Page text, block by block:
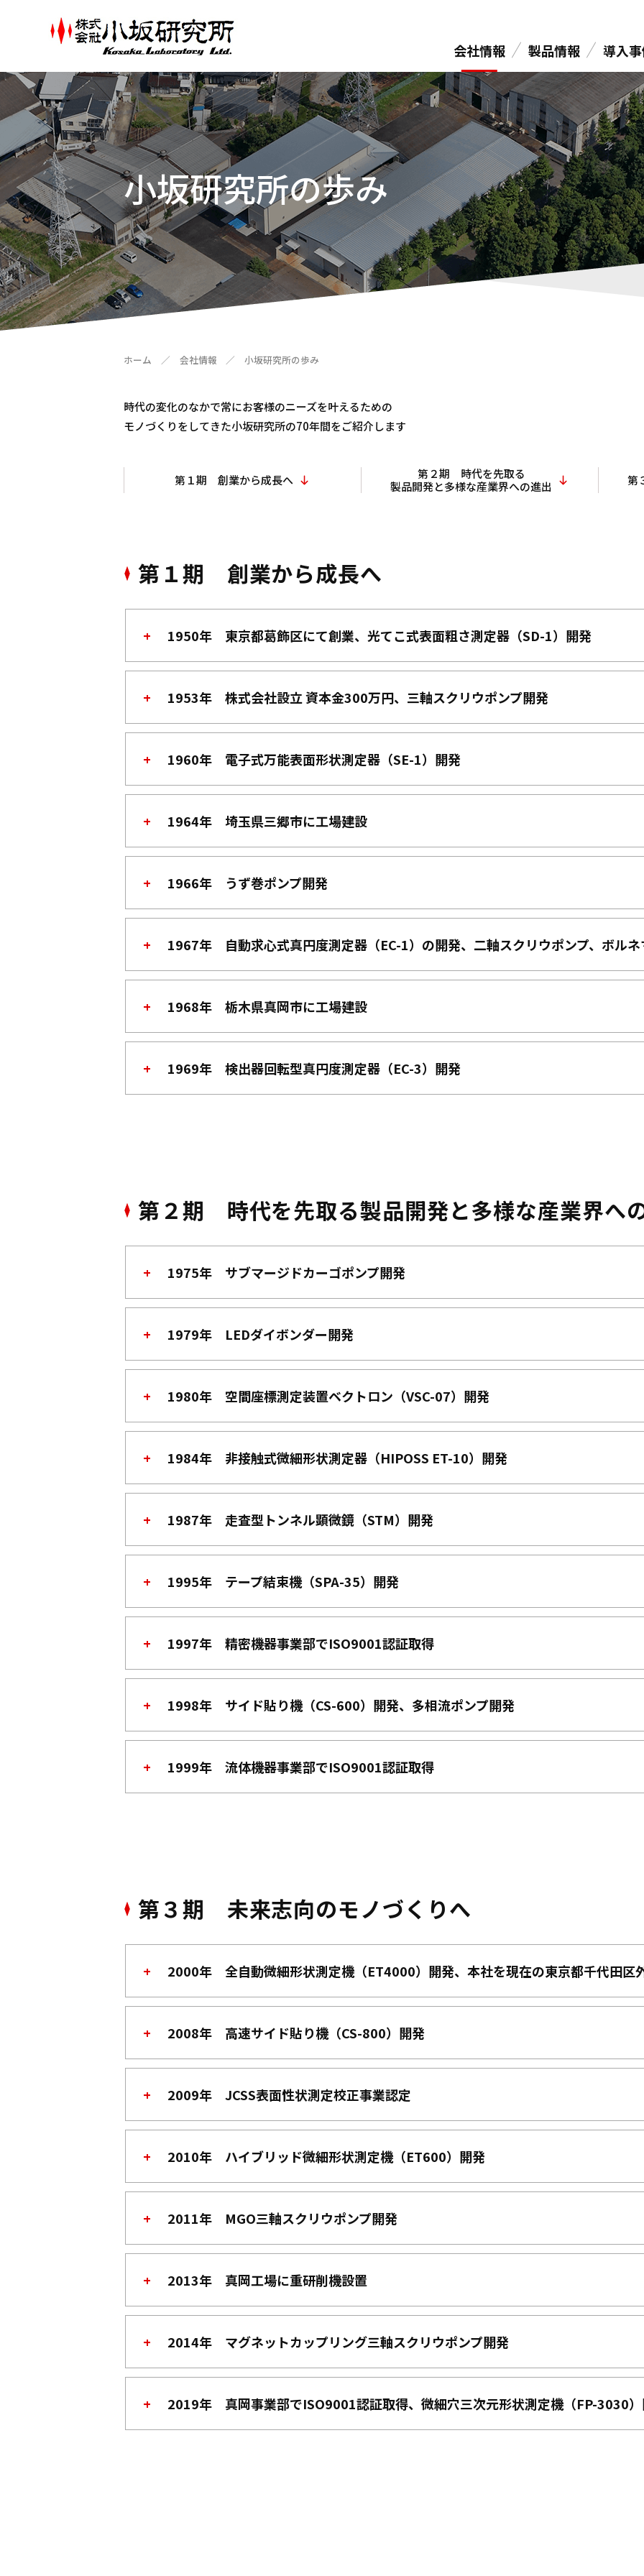
会社情報 製品情報 導入
小坂研究所の歩み
ホーム ／ 会社情報 ／ 小坂研究所の歩み
時代の変化のなかで常にお客様のニーズを叶えるための
モノづくりをしてきた小坂研究所の70年間をご紹介します
第１期 創業から成長へ
第２期 時代を先取る
製品開発と多様な産業界への進出
第
第１期 創業から成長へ
1950年 東京都葛飾区にて創業、光てこ式表面粗さ測定器（SD-1）開発
1953年 株式会社設立 資本金300万円、三軸スクリウポンプ開発
1960年 電子式万能表面形状測定器（SE-1）開発
1964年 埼玉県三郷市に工場建設
1966年 うず巻ポンプ開発
1967年 自動求心式真円度測定器（EC-1）の開発、二軸スクリウポンプ、ボル
1968年 栃木県真岡市に工場建設
1969年 検出器回転型真円度測定器（EC-3）開発
第２期 時代を先取る製品開発と多様な産業界へ
1975年 サブマージドカーゴポンプ開発
1979年 LEDダイボンダー開発
1980年 空間座標測定装置ベクトロン（VSC-07）開発
1984年 非接触式微細形状測定器（HIPOSS ET-10）開発
1987年 走査型トンネル顕微鏡（STM）開発
1995年 テープ結束機（SPA-35）開発
1997年 精密機器事業部でISO9001認証取得
1998年 サイド貼り機（CS-600）開発、多相流ポンプ開発
1999年 流体機器事業部でISO9001認証取得
第３期 未来志向のモノづくりへ
2000年 全自動微細形状測定機（ET4000）開発、本社を現在の東京都千代田区
2008年 高速サイド貼り機（CS-800）開発
2009年 JCSS表面性状測定校正事業認定
2010年 ハイブリッド微細形状測定機（ET600）開発
2011年 MGO三軸スクリウポンプ開発
2013年 真岡工場に重研削機設置
2014年 マグネットカップリング三軸スクリウポンプ開発
2019年 真岡事業部でISO9001認証取得、微細穴三次元形状測定機（FP-3030